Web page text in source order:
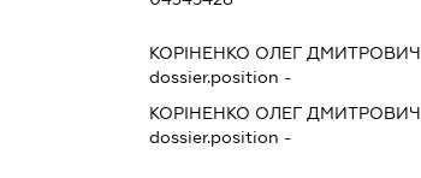
КОРІНЕНКО ОЛЕГ ДМИТРОВИЧ
dossier.position -
КОРІНЕНКО ОЛЕГ ДМИТРОВИЧ
dossier.position -